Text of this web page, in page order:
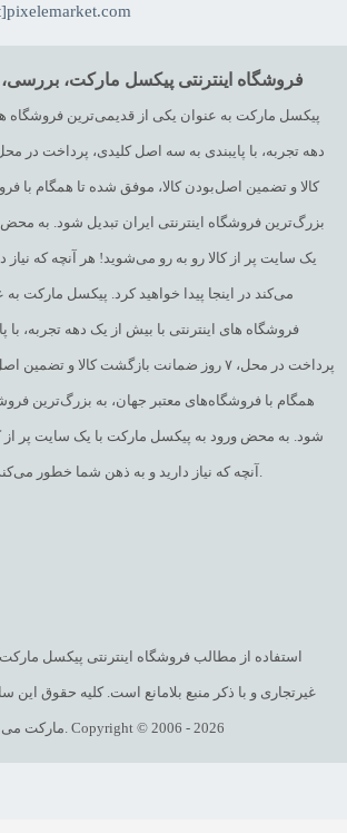
فروشگاه اینترنتی پیکسل مارکت، بررسی،
پیکسل مارکت به عنوان یکی از قدیمی‌ترین فروشگاه
کالا و تضمین اصل‌بودن کالا، موفق شده تا همگام با
بزرگ‌ترین فروشگاه اینترنتی ایران تبدیل شود. به
یک سایت پر از کالا رو به رو می‌شوید! هر آنچه که
می‌کند در اینجا پیدا خواهید کرد. پیکسل مارکت
فروشگاه های اینترنتی با بیش از یک دهه تجربه، با
پرداخت در محل، ۷ روز ضمانت بازگشت کالا و
همگام با فروشگاه‌های معتبر جهان، به بزرگ‌ترین
شود. به محض ورود به پیکسل مارکت با یک سایت پر از
استفاده از مطالب فروشگاه اینترنتی پیکسل
غیرتجاری و با ذکر منبع بلامانع است. کلیه حقوق این
مارکت می‌باشد. Copyright © 2006 - 2026